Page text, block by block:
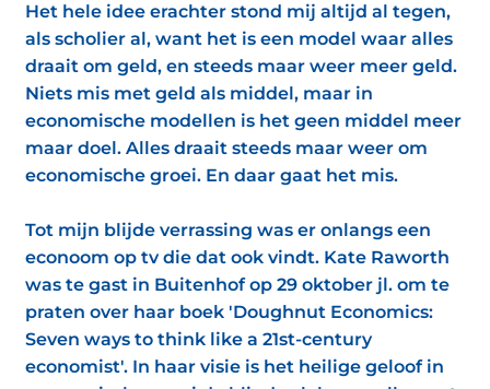
Het hele idee erachter stond mij altijd al tegen,
als scholier al, want het is een model waar alles
draait om geld, en steeds maar weer meer geld.
Niets mis met geld als middel, maar in
economische modellen is het geen middel meer
maar doel. Alles draait steeds maar weer om
economische groei. En daar gaat het mis.
Tot mijn blijde verrassing was er onlangs een
econoom op tv die dat ook vindt. Kate Raworth
was te gast in Buitenhof op 29 oktober jl. om te
praten over haar boek 'Doughnut Economics:
Seven ways to think like a 21st-century
economist'. In haar visie is het heilige geloof in